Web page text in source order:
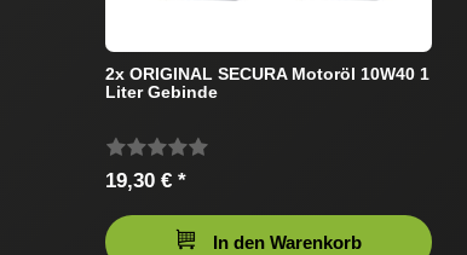
2x ORIGINAL SECURA Motoröl 10W40 1
Liter Gebinde
19,30 € *
In den Warenkorb